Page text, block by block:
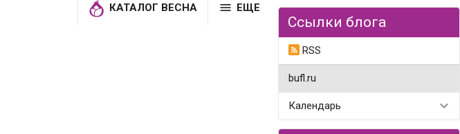
КАТАЛОГ ВЕСНА  ЕЩЕ
Ссылки блога
RSS
bufl.ru
Календарь